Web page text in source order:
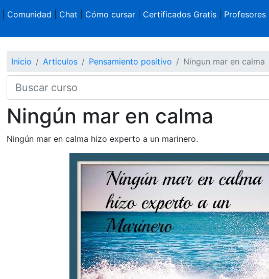
Comunidad Chat Cómo cursar| Certificados Gratis| Profesores|
Inicio Articulos Pensamiento positivo Ningun mar en calma
Ningún mar en calma
Ningún mar en calma hizo experto a un marinero.